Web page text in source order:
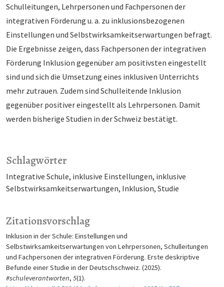
Schlagwörter
Integrative Schule inklusive Einstellungen inklusive
Selbstwirksamkeitserwartungen Inklusion Studie
Zitationsvorschlag
Inklusion in der Schule: Einstellungen und
Selbstwirksamkeitserwartungen von Lehrpersonen, Schulleitungen
und Fachpersonen der integrativen Förderung. Erste deskriptive
Befunde einer Studie in der Deutschschweiz. (2025).
#schuleverantworten, 5(1).
Schulleitungen, Lehrpersonen und Fachpersonen der
integrativen Förderung u. a. zu inklusionsbezogenen
Einstellungen und Selbstwirksamkeitserwartungen befragt.
Die Ergebnisse zeigen, dass Fachpersonen der integrativen
Förderung Inklusion gegenüber am positivsten eingestellt
sind und sich die Umsetzung eines inklusiven Unterrichts
mehr zutrauen. Zudem sind Schulleitende Inklusion
gegenüber positiver eingestellt als Lehrpersonen. Damit
werden bisherige Studien in der Schweiz bestätigt.